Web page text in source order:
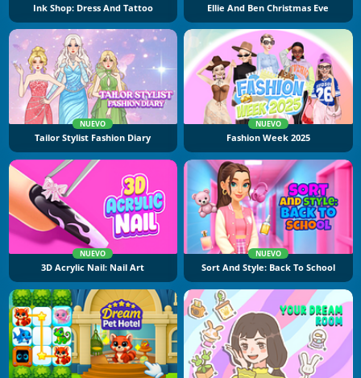
Ink Shop: Dress And Tattoo Ellie And Ben Christmas Eve
NUEVO
Tailor Stylist Fashion Diary
NUEVO
Fashion Week 2025
NUEVO
3D Acrylic Nail: Nail Art
NUEVO
Sort And Style: Back To School